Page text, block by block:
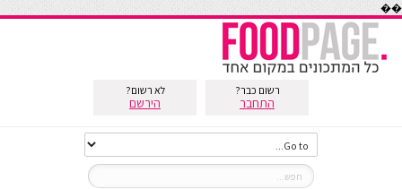
��
רשום כבר?
התחבר
לא רשום?
הירשם